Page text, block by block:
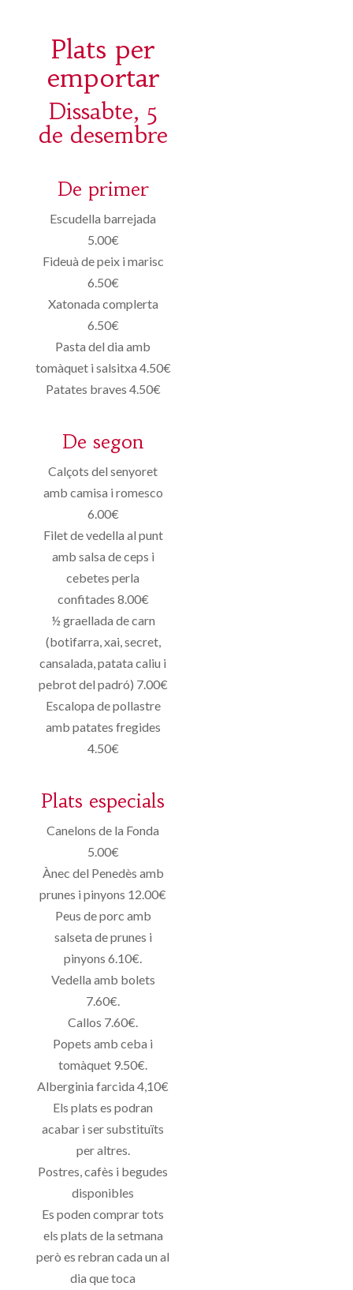
Plats per
emportar
Dissabte, 5
de desembre
De primer
Escudella barrejada
5.00€
Fideuà de peix i marisc
6.50€
Xatonada complerta
6.50€
Pasta del dia amb
tomàquet i salsitxa 4.50€
Patates braves 4.50€
De segon
Calçots del senyoret
amb camisa i romesco
6.00€
Filet de vedella al punt
amb salsa de ceps i
cebetes perla
confitades 8.00€
½ graellada de carn
(botifarra, xai, secret,
cansalada, patata caliu i
pebrot del padró) 7.00€
Escalopa de pollastre
amb patates fregides
4.50€
Plats especials
Canelons de la Fonda
5.00€
Ànec del Penedès amb
prunes i pinyons 12.00€
Peus de porc amb
salseta de prunes i
pinyons 6.10€.
Vedella amb bolets
7.60€.
Callos 7.60€.
Popets amb ceba i
tomàquet 9.50€.
Alberginia farcida 4,10€
Els plats es podran
acabar i ser substituïts
per altres.
Postres, cafès i begudes
disponibles
Es poden comprar tots
els plats de la setmana
però es rebran cada un al
dia que toca